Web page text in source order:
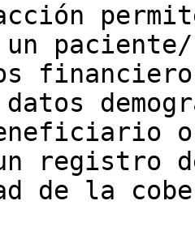
registro
de la